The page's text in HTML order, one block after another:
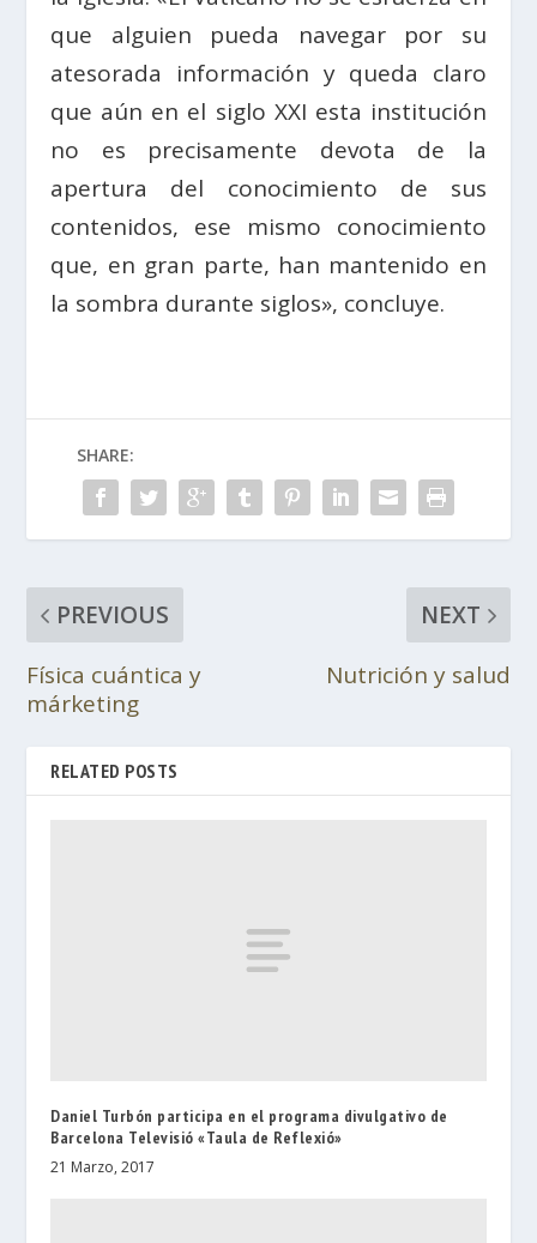
que alguien pueda navegar por su
atesorada información y queda claro
que aún en el siglo XXI esta institución
no es precisamente devota de la
apertura del conocimiento de sus
contenidos, ese mismo conocimiento
que, en gran parte, han mantenido en
la sombra durante siglos», concluye.
SHARE:
PREVIOUS
Física cuántica y
márketing
NEXT
Nutrición y salud
RELATED POSTS
Daniel Turbón participa en el programa divulgativo de
Barcelona Televisió «Taula de Reflexió»
21 Marzo, 2017